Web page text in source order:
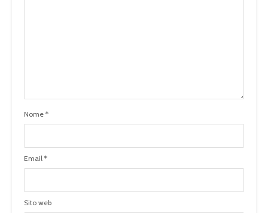
Nome *
Email *
Sito web